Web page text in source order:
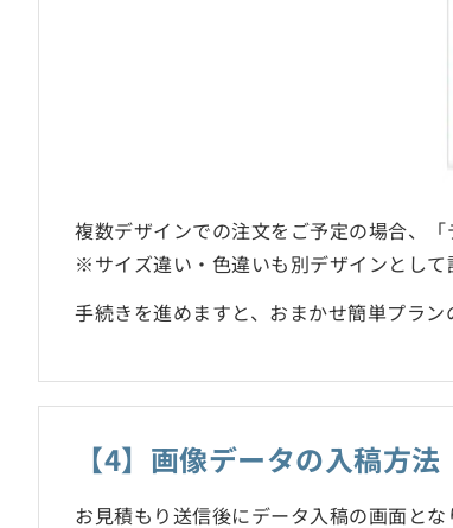
複数デザインでの注文をご予定の場合、
※サイズ違い・色違いも別デザインとして
手続きを進めますと、おまかせ簡単プラ
【4】画像データの入稿方法
お見積もり送信後にデータ入稿の画面と